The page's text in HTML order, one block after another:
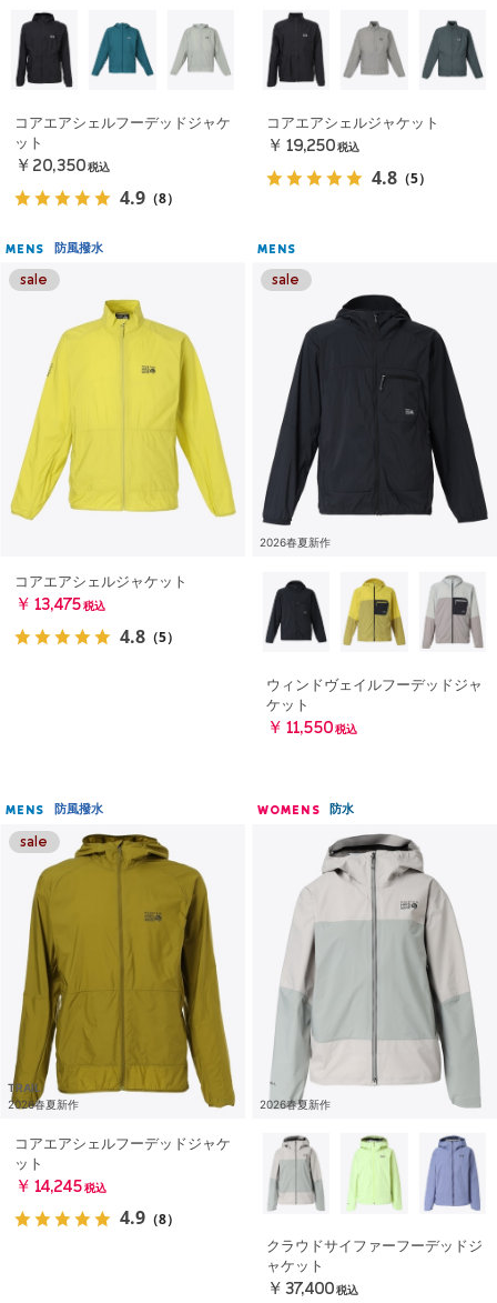
コアエアシェルフーデッドジャケ
ット
￥20,350 税込
4.9 （8）
コアエアシェルジャケット
￥19,250 税込
4.8 （5）
MENS 防風撥水
コアエアシェルジャケット
￥13,475 税込
4.8 （5）
MENS
2026春夏新作
ウィンドヴェイルフーデッドジャ
ケット
￥11,550 税込
MENS 防風撥水
TRAIL
2026春夏新作
コアエアシェルフーデッドジャケ
ット
￥14,245 税込
4.9 （8）
WOMENS 防水
2026春夏新作
クラウドサイファーフーデッドジ
ャケット
￥37,400 税込